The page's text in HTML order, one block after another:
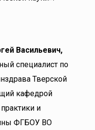
Васильевич,
специалист по
Тверской
кафедрой
и
ФГБОУ ВО